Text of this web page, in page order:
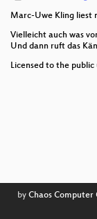
RedScout42 –
Marc-Uwe Kling liest
Vielleicht auch was
Und dann ruft das
Licensed to the
by Chaos Computer